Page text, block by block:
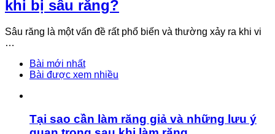
khi bị sâu răng?
Sâu răng là một vấn đề rất phổ biến và thường xảy ra khi vi
…
Bài mới nhất
Bài được xem nhiều
Tại sao cần làm răng giả và những lưu ý